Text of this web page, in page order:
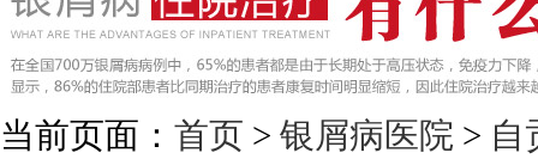
当前页面： 首页 > 银屑病医院 > 自